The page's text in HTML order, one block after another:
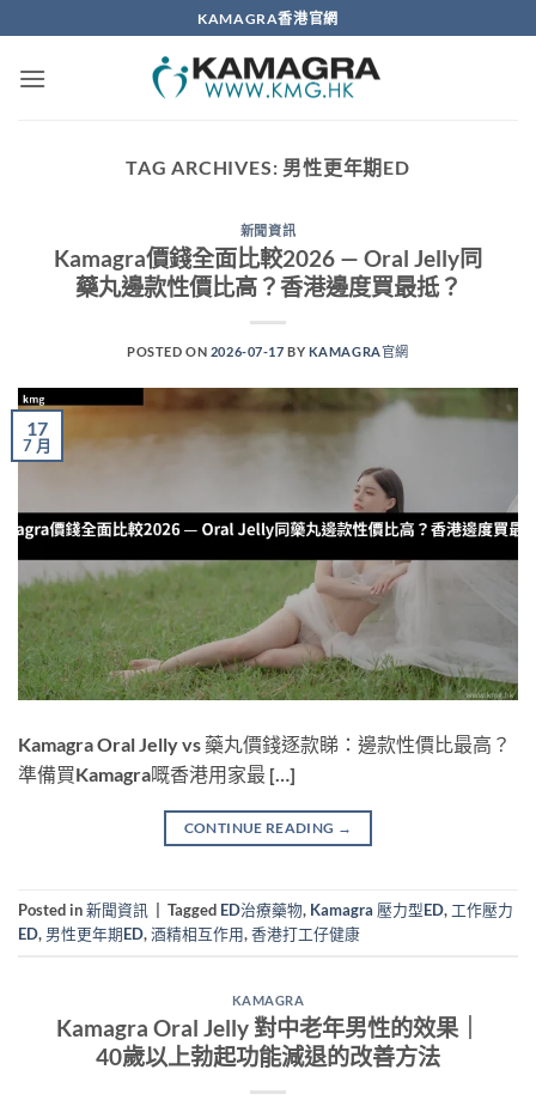
to
content
KAMAGRA香港官網
TAG ARCHIVES: 男性更年期ED
新聞資訊
Kamagra價錢全面比較2026 — Oral Jelly同
藥丸邊款性價比高？香港邊度買最抵？
POSTED ON 2026-07-17 BY KAMAGRA官網
17
7 月
Kamagra Oral Jelly vs 藥丸價錢逐款睇：邊款性價比最高？
準備買Kamagra嘅香港用家最 […]
CONTINUE READING →
Posted in新聞資訊 Tagged ED治療藥物, Kamagra 壓力型ED, 工作壓力
ED, 男性更年期ED,酒精相互作用,香港打工仔健康
KAMAGRA
Kamagra Oral Jelly 對中老年男性的效果｜
40歲以上勃起功能減退的改善方法